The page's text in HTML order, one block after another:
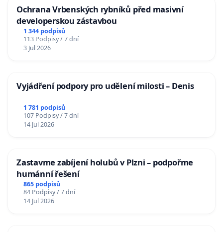
Ochrana Vrbenských rybníků před masivní
developerskou zástavbou
1 344 podpisů
113 Podpisy / 7 dní
3 Jul 2026
Vyjádření podpory pro udělení milosti – Denis
1 781 podpisů
107 Podpisy / 7 dní
14 Jul 2026
Zastavme zabíjení holubů v Plzni – podpořme
humánní řešení
865 podpisů
84 Podpisy / 7 dní
14 Jul 2026